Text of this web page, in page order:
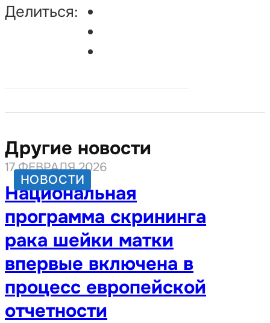
Делиться:
Другие новости
НОВОСТИ
17 ФЕВРАЛЯ 2026
Национальная
программа скрининга
рака шейки матки
впервые включена в
процесс европейской
отчетности